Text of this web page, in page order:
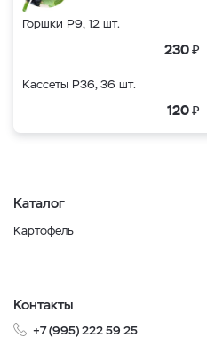
Горшки Р9, 12 шт.
230₽
Кассеты Р36, 36 шт.
120₽
Каталог
Картофель
Контакты
+7 (995) 222 59 25